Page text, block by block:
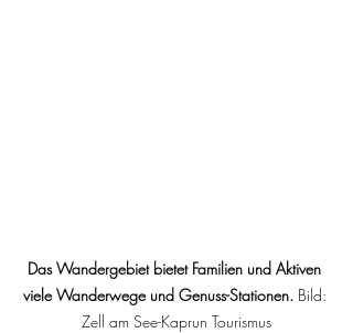
Das Wandergebiet bietet Familien und Aktiven
viele Wanderwege und Genuss-Stationen. Bild:
Zell am See-Kaprun Tourismus